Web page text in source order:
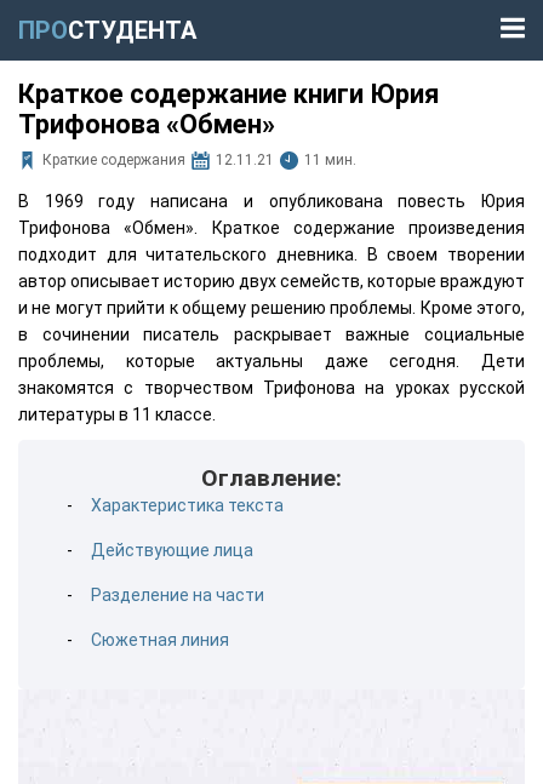
ПРОСТУДЕНТА
Краткое содержание книги Юрия
Трифонова «Обмен»
Краткие содержания 12.11.21 11 мин.
В 1969 году написана и опубликована повесть Юрия
Трифонова «Обмен». Краткое содержание произведения
подходит для читательского дневника. В своем творении
автор описывает историю двух семейств, которые враждуют
и не могут прийти к общему решению проблемы. Кроме этого,
в сочинении писатель раскрывает важные социальные
проблемы, которые актуальны даже сегодня. Дети
знакомятся с творчеством Трифонова на уроках русской
литературы в 11 классе.
Оглавление:
Характеристика текста
Действующие лица
Разделение на части
Сюжетная линия